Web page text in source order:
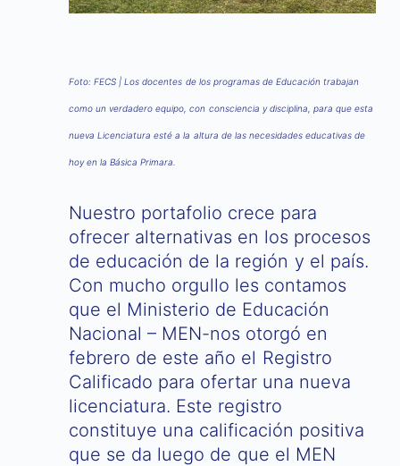
Foto: FECS | Los docentes de los programas de Educación trabajan
como un verdadero equipo, con consciencia y disciplina, para que esta
nueva Licenciatura esté a la altura de las necesidades educativas de
hoy en la Básica Primara.
Nuestro portafolio crece para
ofrecer alternativas en los procesos
de educación de la región y el país.
Con mucho orgullo les contamos
que el Ministerio de Educación
Nacional – MEN-nos otorgó en
febrero de este año el Registro
Calificado para ofertar una nueva
licenciatura. Este registro
constituye una calificación positiva
que se da luego de que el MEN